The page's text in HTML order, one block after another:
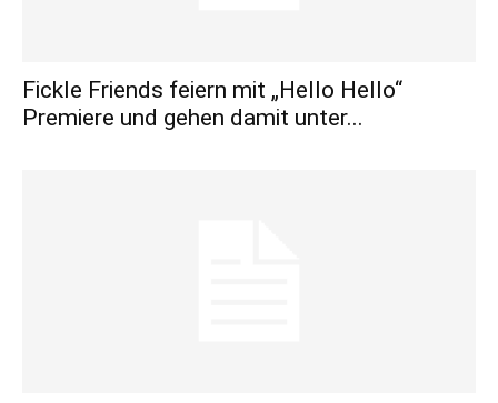
Fickle Friends feiern mit „Hello Hello“
Premiere und gehen damit unter...